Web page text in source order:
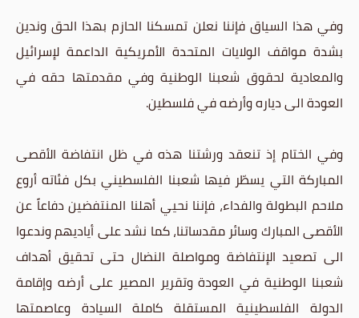
وفي هذا السياق فإننا نعلن تمسكنا الحازم بهذا الحق وندين
بشدة مواقف الولايات المتحدة الأمريكية الداعمة لإسرائيل
والمعادية لحقوق شعبنا الوطنية وفي مقدمتها حقه في
العودة الى دياره وأرضه في فلسطين.
وفي الختام إذ تنعقد ورشتنا هذه في ظل انتفاضة الأقصى
المباركة التي يسطّر فيها شعبنا الفلسطيني بكل فئاته أروع
ملاحم البطولة والفداء، فإننا نحيي أهلنا المنتفضين دفاعاً عن
الأقصى المبارك وسائر مقدساتنا، كما نشد على أياديهم وندعوا
الى تصعيد الإنتفاضة ومواصلة النضال حتى تحقيق أهداف
شعبنا الوطنية في العودة وتقرير المصير على أرضه وإقامة
الدولة الفلسطينية المستقلة كاملة السيادة وعاصمتها